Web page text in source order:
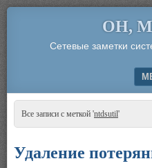
OH,
Сетевые заметки
SKIP TO CONTENT
Все записи с меткой 'ntdsutil'
Удаление